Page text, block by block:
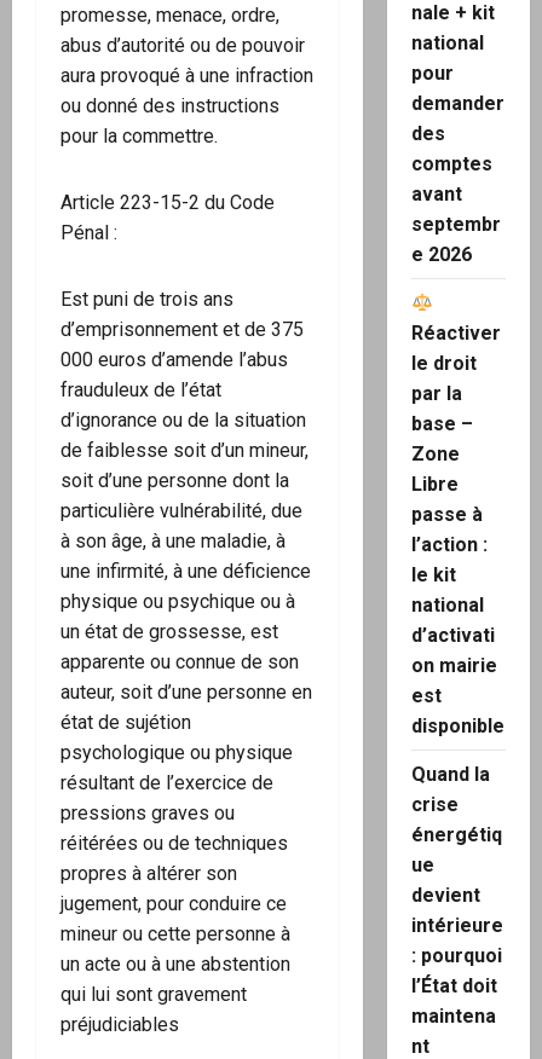
promesse, menace, ordre,
abus d’autorité ou de pouvoir
aura provoqué à une infraction
ou donné des instructions
pour la commettre.
Article 223-15-2 du Code
Pénal :
Est puni de trois ans
d’emprisonnement et de 375
000 euros d’amende l’abus
frauduleux de l’état
d’ignorance ou de la situation
de faiblesse soit d’un mineur,
soit d’une personne dont la
particulière vulnérabilité, due
à son âge, à une maladie, à
une infirmité, à une déficience
physique ou psychique ou à
un état de grossesse, est
apparente ou connue de son
auteur, soit d’une personne en
état de sujétion
psychologique ou physique
résultant de l’exercice de
pressions graves ou
réitérées ou de techniques
propres à altérer son
jugement, pour conduire ce
mineur ou cette personne à
un acte ou à une abstention
qui lui sont gravement
préjudiciables
nale + kit
national
pour
demander
des
comptes
avant
septembr
e 2026
Réactiver
le droit
par la
base –
Zone
Libre
passe à
l’action :
le kit
national
d’activati
on mairie
est
disponible
Quand la
crise
énergétiq
ue
devient
intérieure
: pourquoi
l’État doit
maintena
nt